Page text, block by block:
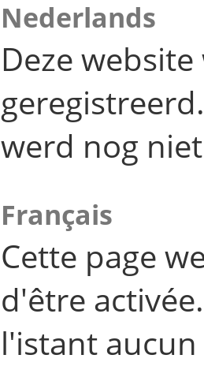
Nederlands
Deze
werd nog
Français
Cette page
d'être
l'istant